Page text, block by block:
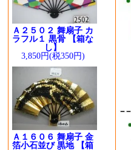
Ａ２５０２ 舞扇子 カ
ラフル１ 黒骨 【箱な
し】
3,850円(税350円)
Ａ１６０６ 舞扇子 金
箔小石並び 黒地 【箱